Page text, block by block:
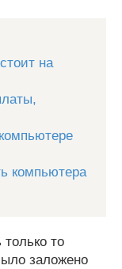
на
компьютера
то
заложено